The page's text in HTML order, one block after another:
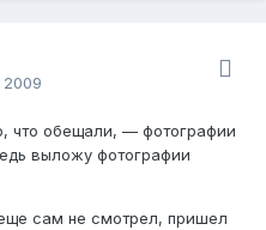
2009
что обещали, — фотографии
выложу фотографии
сам не смотрел, пришел